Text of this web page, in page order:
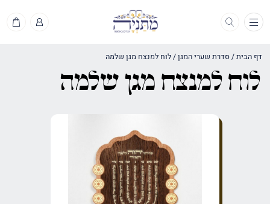
תפריט
דף הבית/סדרת שערי המגן/לוח למנצח מגן שלמה
לוח למנצח מגן שלמה